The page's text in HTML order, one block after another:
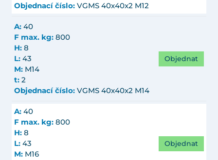
Objednací číslo: VGMS 40x40x2 M12
A: 40
F max. kg: 800
H: 8
L: 43
M: M14
t: 2
Objednací číslo: VGMS 40x40x2 M14
Objednat
A: 40
F max. kg: 800
H: 8
L: 43
M: M16
Objednat